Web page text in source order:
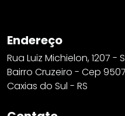
Endereço
Rua Luiz Michielon, 1207 -
Bairro Cruzeiro - Cep
Caxias do Sul - RS